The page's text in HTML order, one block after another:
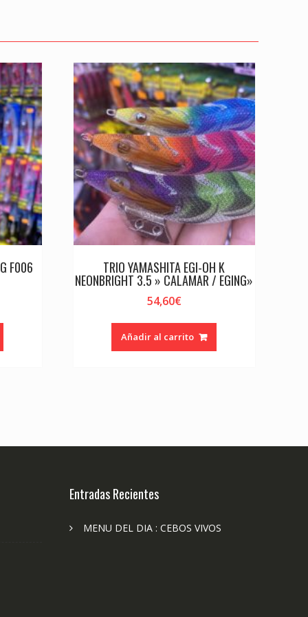
F006 TRIO YAMASHITA EGI-OH K
NEONBRIGHT 3.5 » CALAMAR / EGING»
54,60€
Añadir al carrito
Entradas Recientes
MENU DEL DIA : CEBOS VIVOS